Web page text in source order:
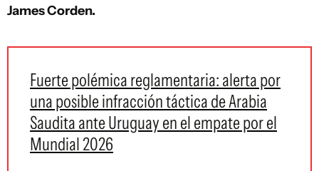
James Corden.
Fuerte polémica reglamentaria: alerta por
una posible infracción táctica de Arabia
Saudita ante Uruguay en el empate por el
Mundial 2026